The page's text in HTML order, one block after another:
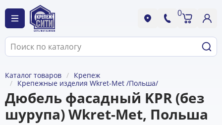
0
Каталог товаров
Крепеж
Крепежные изделия Wkret-Met /Польша/
Дюбель фасадный KPR (без
шурупа) Wkret-Met, Польша